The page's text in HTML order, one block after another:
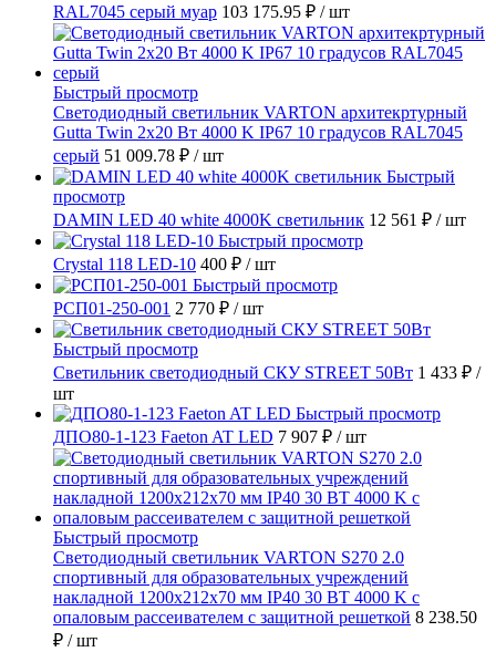
RAL7045 серый муар 103 175.95 ₽ / шт
Быстрый просмотр
Светодиодный светильник VARTON архитекртурный
Gutta Twin 2x20 Вт 4000 K IP67 10 градусов RAL7045
серый 51 009.78 ₽ / шт
Быстрый
просмотр
DAMIN LED 40 white 4000K светильник 12 561 ₽ / шт
Быстрый просмотр
Crystal 118 LED-10 400 ₽ / шт
Быстрый просмотр
РСП01-250-001 2 770 ₽ / шт
Быстрый просмотр
Светильник светодиодный СКУ STREET 50Вт 1 433 ₽ /
шт
Быстрый просмотр
ДПО80-1-123 Faeton AT LED 7 907 ₽ / шт
Быстрый просмотр
Светодиодный светильник VARTON S270 2.0
спортивный для образовательных учреждений
накладной 1200х212х70 мм IP40 30 ВТ 4000 K с
опаловым рассеивателем с защитной решеткой 8 238.50
₽ / шт